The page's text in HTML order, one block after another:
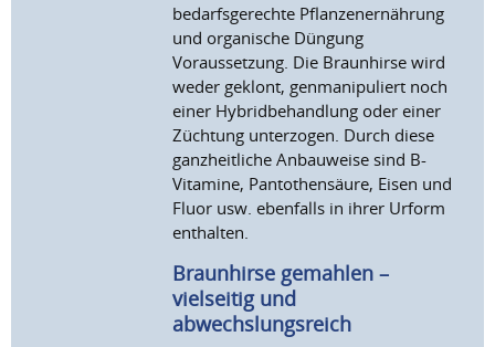
bedarfsgerechte Pflanzenernährung
und organische Düngung
Voraussetzung. Die Braunhirse wird
weder geklont, genmanipuliert noch
einer Hybridbehandlung oder einer
Züchtung unterzogen. Durch diese
ganzheitliche Anbauweise sind B-
Vitamine, Pantothensäure, Eisen und
Fluor usw. ebenfalls in ihrer Urform
enthalten.
Braunhirse gemahlen –
vielseitig und
abwechslungsreich